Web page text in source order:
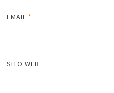
EMAIL *
SITO WEB